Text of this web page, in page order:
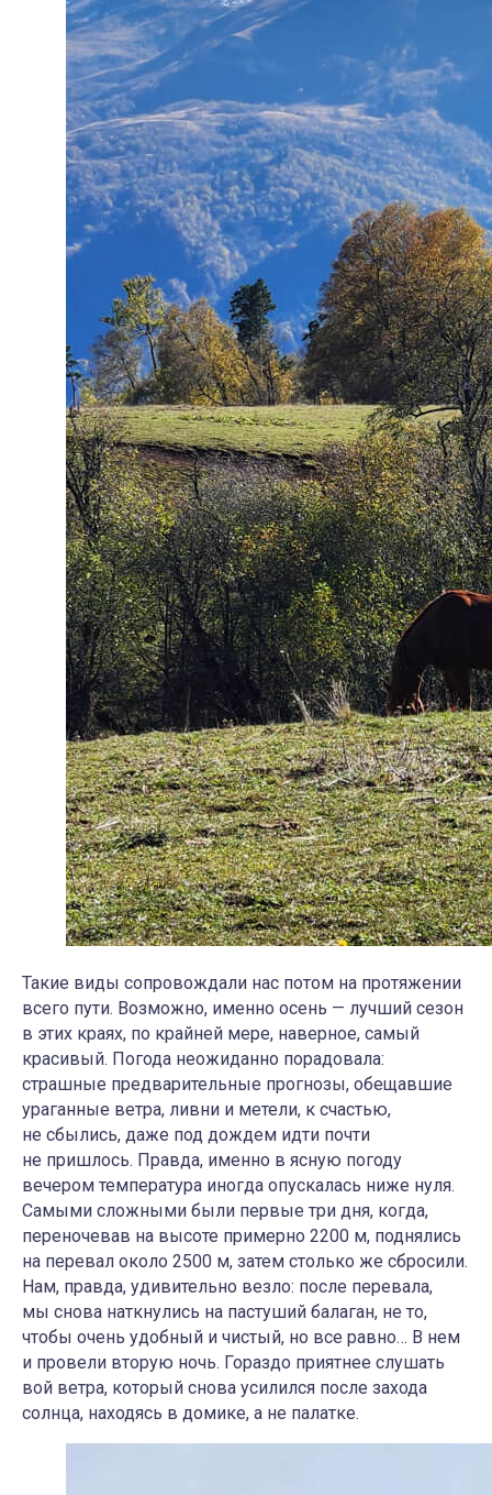
Такие виды сопровождали нас потом на протяжении
всего пути. Возможно, именно осень — лучший сезон
в этих краях, по крайней мере, наверное, самый
красивый. Погода неожиданно порадовала:
страшные предварительные прогнозы, обещавшие
ураганные ветра, ливни и метели, к счастью,
не сбылись, даже под дождем идти почти
не пришлось. Правда, именно в ясную погоду
вечером температура иногда опускалась ниже нуля.
Самыми сложными были первые три дня, когда,
переночевав на высоте примерно 2200 м, поднялись
на перевал около 2500 м, затем столько же сбросили.
Нам, правда, удивительно везло: после перевала,
мы снова наткнулись на пастуший балаган, не то,
чтобы очень удобный и чистый, но все равно… В нем
и провели вторую ночь. Гораздо приятнее слушать
вой ветра, который снова усилился после захода
солнца, находясь в домике, а не палатке.